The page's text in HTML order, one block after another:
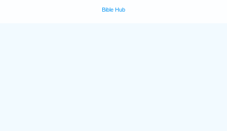
Bible Hub